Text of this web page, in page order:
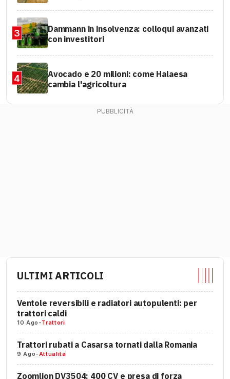
3
Dammann in insolvenza: colloqui avanzati
con investitori
4
Avocado e 20 milioni: come Halaesa
cambia l'agricoltura
ULTIMI ARTICOLI
Ventole reversibili e radiatori autopulenti: per
trattori caldi
10 Ago -Trattori
Trattori rubati a Casarsa tornati dalla Romania
9 Ago-Attualità
Zoomlion DV3504: 400 CV e presa di forza